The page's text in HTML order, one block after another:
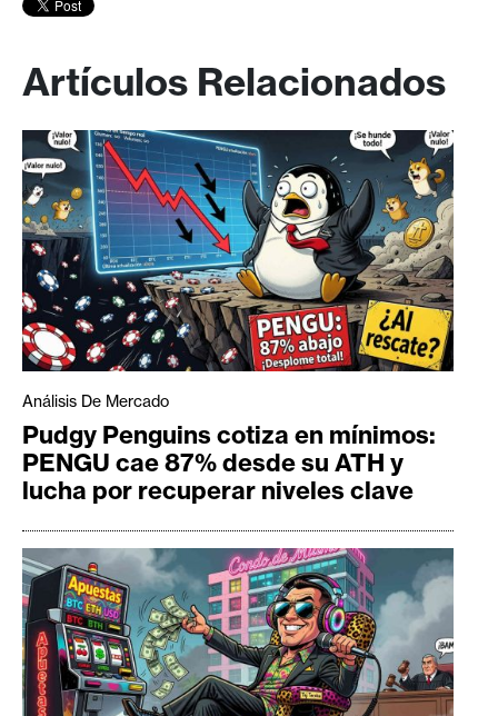
Artículos Relacionados
Análisis De Mercado
Pudgy Penguins cotiza en mínimos:
PENGU cae 87% desde su ATH y
lucha por recuperar niveles clave